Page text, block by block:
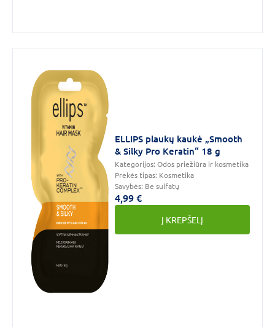
ELLIPS plaukų kaukė „Smooth
& Silky Pro Keratin“ 18 g
Kategorijos:Odos priežiūra ir kosmetika
Prekės tipas: Kosmetika
Savybės: Be sulfatų
4,99 €
Į KREPŠELĮ